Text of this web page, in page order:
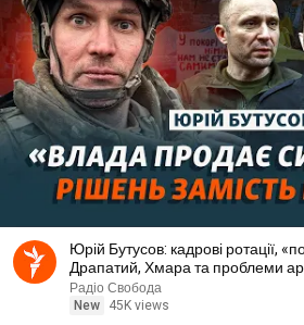
Юрій Бутусов: кадрові ротації,
Драпатий, Хмара та проблеми
Радіо Свобода
New
45K views